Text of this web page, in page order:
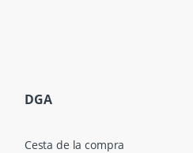
DGA
Cesta de la compra